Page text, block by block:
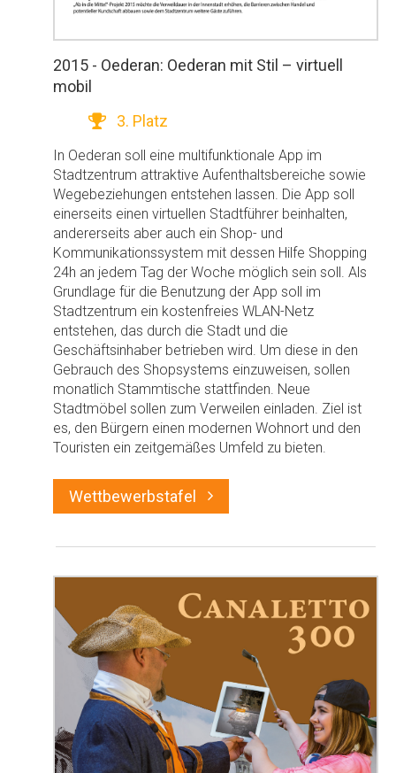
2015 - Oederan: Oederan mit Stil – virtuell
mobil
3. Platz
In Oederan soll eine multifunktionale App im
Stadtzentrum attraktive Aufenthaltsbereiche sowie
Wegebeziehungen entstehen lassen. Die App soll
einerseits einen virtuellen Stadtführer beinhalten,
andererseits aber auch ein Shop- und
Kommunikationssystem mit dessen Hilfe Shopping
24h an jedem Tag der Woche möglich sein soll. Als
Grundlage für die Benutzung der App soll im
Stadtzentrum ein kostenfreies WLAN-Netz
entstehen, das durch die Stadt und die
Geschäftsinhaber betrieben wird. Um diese in den
Gebrauch des Shopsystems einzuweisen, sollen
monatlich Stammtische stattfinden. Neue
Stadtmöbel sollen zum Verweilen einladen. Ziel ist
es, den Bürgern einen modernen Wohnort und den
Touristen ein zeitgemäßes Umfeld zu bieten.
Wettbewerbstafel